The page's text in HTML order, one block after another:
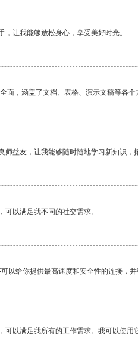
，让我能够放松身心，享受美好时光。
面，涵盖了文档、表格、演示文稿等各
师益友，让我能够随时随地学习新知识，
以满足我不同的社交需求。
以给你提供最高速度和安全性的连接，并
可以满足我所有的工作需求。我可以使用